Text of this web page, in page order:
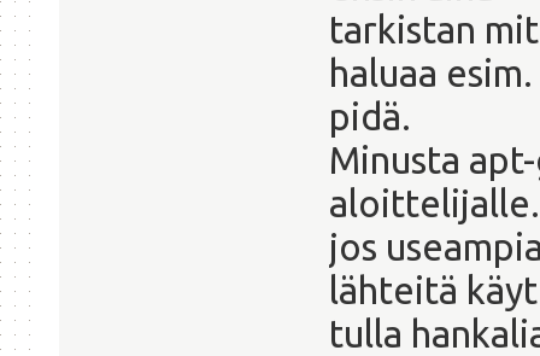
tarkistan
haluaa
pidä.
Minusta
jos
lähteitä
tulla